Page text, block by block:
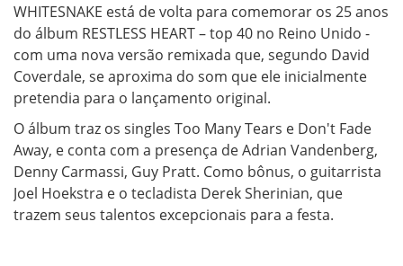
WHITESNAKE está de volta para comemorar os 25 anos
do álbum RESTLESS HEART – top 40 no Reino Unido -
com uma nova versão remixada que, segundo David
Coverdale, se aproxima do som que ele inicialmente
pretendia para o lançamento original.
O álbum traz os singles Too Many Tears e Don't Fade
Away, e conta com a presença de Adrian Vandenberg,
Denny Carmassi, Guy Pratt. Como bônus, o guitarrista
Joel Hoekstra e o tecladista Derek Sherinian, que
trazem seus talentos excepcionais para a festa.